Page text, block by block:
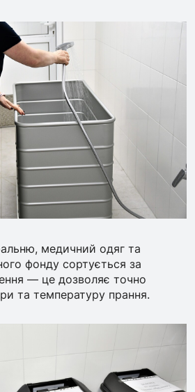
медичний одяг та
фонду сортується за
— це дозволяє точно
та температуру прання.